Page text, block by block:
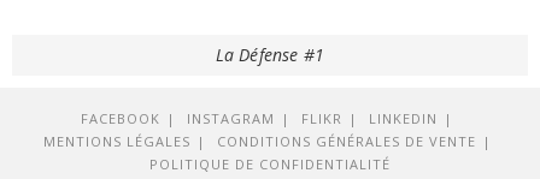
La Défense #1
FACEBOOK INSTAGRAM FLIKR
LINKEDIN
MENTIONS LÉGALES
CONDITIONS GÉNÉRALES DE VENTE
POLITIQUE DE CONFIDENTIALITÉ